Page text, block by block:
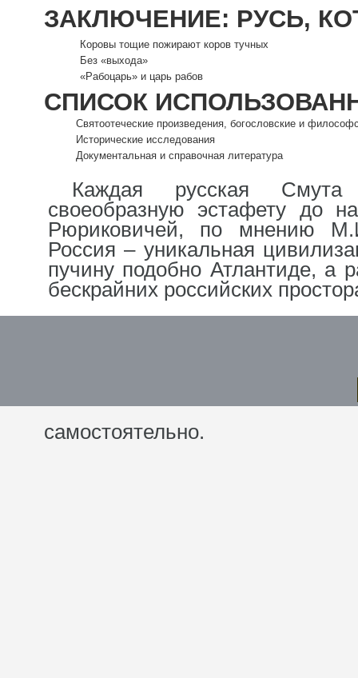
ЗАКЛЮЧЕНИЕ: РУСЬ,
Коровы тощие пожирают коров тучных
Без «выхода»
«Рабоцарь» и царь рабов
СПИСОК
Святоотеческие произведения, богословские и
Исторические исследования
Документальная и справочная литература
Каждая русская Смута
своеобразную эстафету до
Рюриковичей, по мнению
Россия – уникальная
пучину подобно Атлантиде, а
бескрайних российских
самостоятельно.